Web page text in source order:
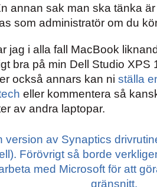
annan sak man ska tänka
som administratör om du
jag i alla fall MacBook
bra på min Dell Studio XPS
också annars kan ni ställa
eller kommentera så
av andra laptopar.